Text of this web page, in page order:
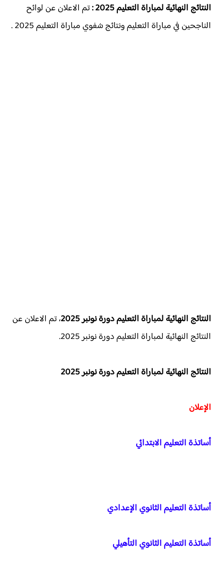
النتائج النهائية لمباراة التعليم 2025 : تم الاعلان عن لوائح
الناجحين في مباراة التعليم ونتائج شفوي مباراة التعليم 2025 .
النتائج النهائية لمباراة التعليمدورة نونبر 2025
، تم الاعلان عن
النتائج النهائية لمباراة التعليم دورة نونبر 2025.
النتائج النهائية لمباراة التعليم دورة نونبر 2025
الإعلان
أساتذة التعليم الابتدائي
أساتذة التعليم الثانوي الإعدادي
أساتذة التعليم الثانوي التأهيلي